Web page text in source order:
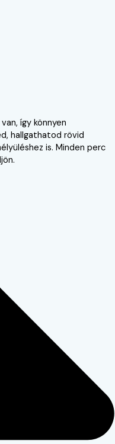
így könnyen
hallgathatod rövid
is. Minden perc